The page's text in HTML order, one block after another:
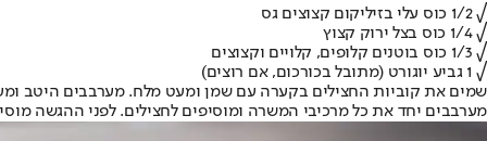
√ 1/2 כוס עלי בזיליקום קצוצים גס
√ 1/4 כוס בצל ירוק קצוץ
√ 1/3 כוס בוטנים קלופים, קלויים וקצוצים
√ 1 גביע יוגורט (מתובל בכורכום, אם רוצים)
שמים את קוביות החצילים בקערה עם שמן ומעט מלח. מערבבים היטב ומעסים את קוביות
מערבבים יחד את כל מרכיבי המשרה ומוסיפים לחצילים. לפני ההגשה